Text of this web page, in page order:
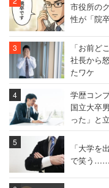
市役所の
性が「院
「お前ど
社長から
たワケ
学歴コン
国立大卒
った」と
「大学を
で笑う……